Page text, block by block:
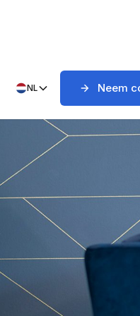
NL Neem